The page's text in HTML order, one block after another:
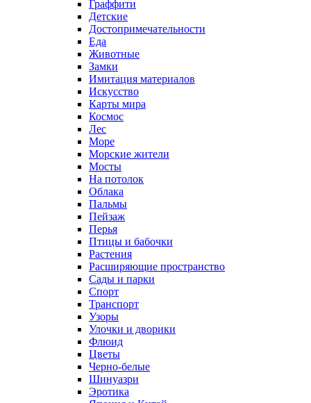
Граффити
Детские
Достопримечательности
Еда
Животные
Замки
Имитация материалов
Искусство
Карты мира
Космос
Лес
Море
Морские жители
Мосты
На потолок
Облака
Пальмы
Пейзаж
Перья
Птицы и бабочки
Растения
Расширяющие пространство
Сады и парки
Спорт
Транспорт
Узоры
Улочки и дворики
Флюид
Цветы
Черно-белые
Шинуазри
Эротика